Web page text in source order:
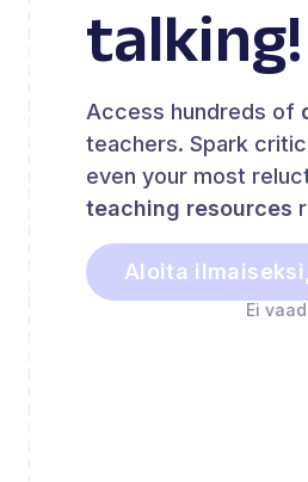
talking!
Access hundreds of
teachers. Spark
even your most
teaching resources
Aloita
Ei